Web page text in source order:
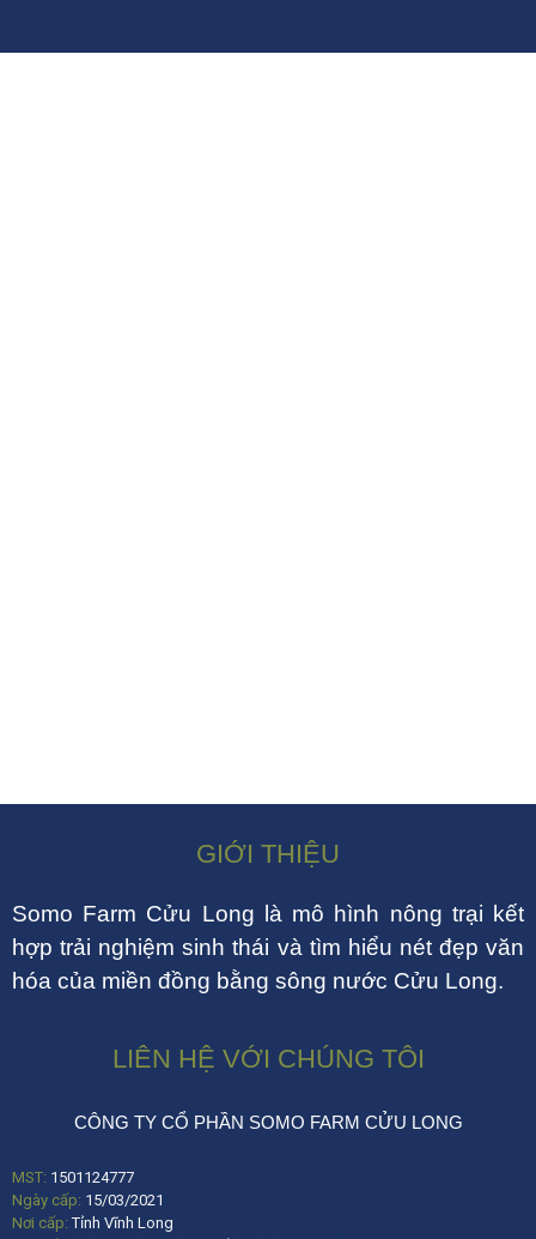
GIỚI THIỆU
Somo Farm Cửu Long là mô hình nông trại kết
hợp trải nghiệm sinh thái và tìm hiểu nét đẹp văn
hóa của miền đồng bằng sông nước Cửu Long.
LIÊN HỆ VỚI CHÚNG TÔI
CÔNG TY CỔ PHẦN SOMO FARM CỬU LONG
MST: 1501124777
Ngày cấp: 15/03/2021
Nơi cấp:Tỉnh Vĩnh Long